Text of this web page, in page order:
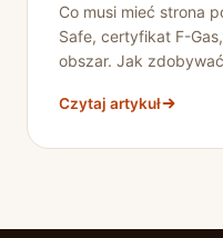
Co musi mieć strona
Safe, certyfikat F-
obszar. Jak
Czytaj artykuł